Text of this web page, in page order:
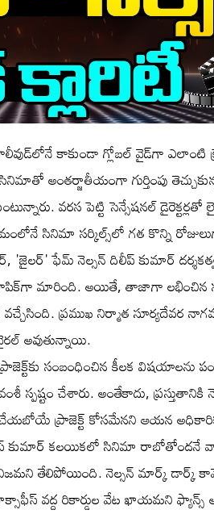
కాకుండా గ్లోబల్ వైడ్‌గా ఎలాంటి
అంతర్జాతీయంగా గుర్తింపు
వరస పెట్టి సెన్సేషనల్ డైరెక్టర్లతో
సినిమా సర్కిల్స్‌లో గత కొన్ని
'జైలర్' ఫేమ్ నెల్సన్ దిలీప్ కుమార్
మారింది. అయితే, తాజాగా
ప్రముఖ నిర్మాత సూర్యదేవర
అవుతున్నాయి.
సంబంధించిన కీలక విషయాలను
చేశారు. అంతేకాదు, ప్రస్తుతానికి
ప్రాజెక్ట్ కోసమేనని ఆయన
కుమార్ కలయికలో సినిమా రాబోతోందనే
తేలిపోయింది. నెల్సన్ మార్క్ డార్క్
వద్ద రికార్డుల వేట ఖాయమని ఫ్యాన్స్